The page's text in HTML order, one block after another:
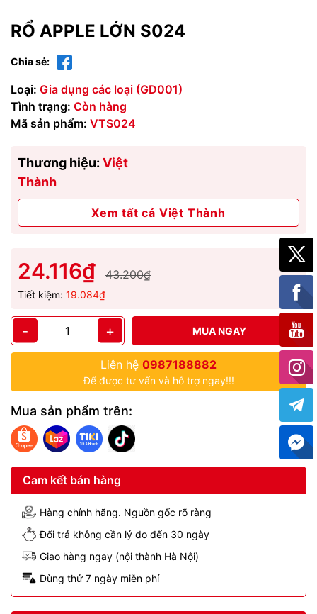
RỔ APPLE LỚN S024
Chia sẻ:
Loại: Gia dụng các loại (GD001)
Tình trạng: Còn hàng
Mã sản phẩm: VTS024
Thương hiệu: Việt
Thành
Xem tất cả Việt Thành
24.116₫ 43.200₫
Tiết kiệm: 19.084₫
- + MUA NGAY
Liên hệ 0987188882
Để được tư vấn và hỗ trợ ngay!!!
Mua sản phẩm trên:
Cam kết bán hàng
Hàng chính hãng. Nguồn gốc rõ ràng
Đổi trả không cần lý do đến 30 ngày
Giao hàng ngay (nội thành Hà Nội)
Dùng thử 7 ngày miễn phí